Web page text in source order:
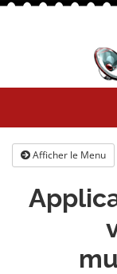
Afficher le Menu